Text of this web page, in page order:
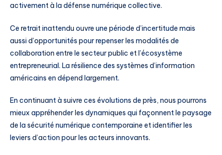
activement à la défense numérique collective.
Ce retrait inattendu ouvre une période d’incertitude mais
aussi d’opportunités pour repenser les modalités de
collaboration entre le secteur public et l’écosystème
entrepreneurial. La résilience des systèmes d’information
américains en dépend largement.
En continuant à suivre ces évolutions de près, nous pourrons
mieux appréhender les dynamiques qui façonnent le paysage
de la sécurité numérique contemporaine et identifier les
leviers d’action pour les acteurs innovants.